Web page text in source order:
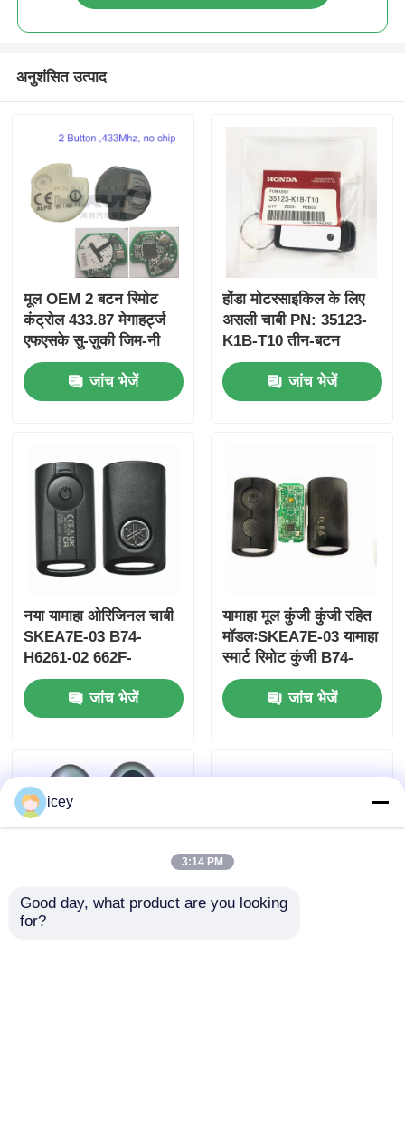
सिंगल एंगल फ्रिलिंग कटर
कार की चाबी प्रोग्रामर
ट्रांसपोंडर चिप
तालाबंदी मशीन
KEYDIY स्मार्ट कुंजी
अनुशंसित उत्पाद
मूल OEM 2 बटन रिमोट
कंट्रोल 433.87 मेगाहर्ट्ज
एफएसके सु-ज़ुकी जिम-नी
2005-2017 के लिए बिना
चिप 37182-ए 7 के लिए
केवल थोक MOQ 50 पीसी
जांच भेजें
होंडा मोटरसाइकिल के लिए
असली चाबी PN: 35123-
K1B-T10 तीन-बटन
FSK433.92MHz
ID47chip रिमोट कार की
जांच भेजें
नया यामाहा ओरिजिनल चाबी
SKEA7E-03 B74-
H6261-02 662F-
SKEA7D03
जांच भेजें
यामाहा मूल कुंजी कुंजी रहित
मॉडलःSKEA7E-03 यामाहा
स्मार्ट रिमोट कुंजी B74-
H6261-02/662F-
SKEA7D03 के लिए
जांच भेजें
icey
3:14 PM
Good day, what product are you looking
for?